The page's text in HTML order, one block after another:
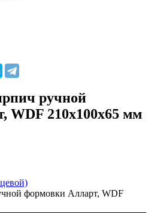
ручной
WDF 210x100x65 мм
формовки Алларт, WDF